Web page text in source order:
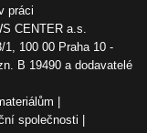
práci
CENTER a.s.
100 00 Praha 10 -
B 19490 a dodavatelé
společnosti